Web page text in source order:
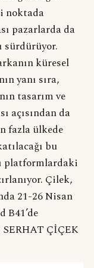
noktada
pazarlarda da
sürdürüyor.
küresel
yanı sıra,
tasarım ve
açısından da
fazla ülkede
bu
platformlardaki
Çilek,
21-26 Nisan
B41’de
ÇİÇEK